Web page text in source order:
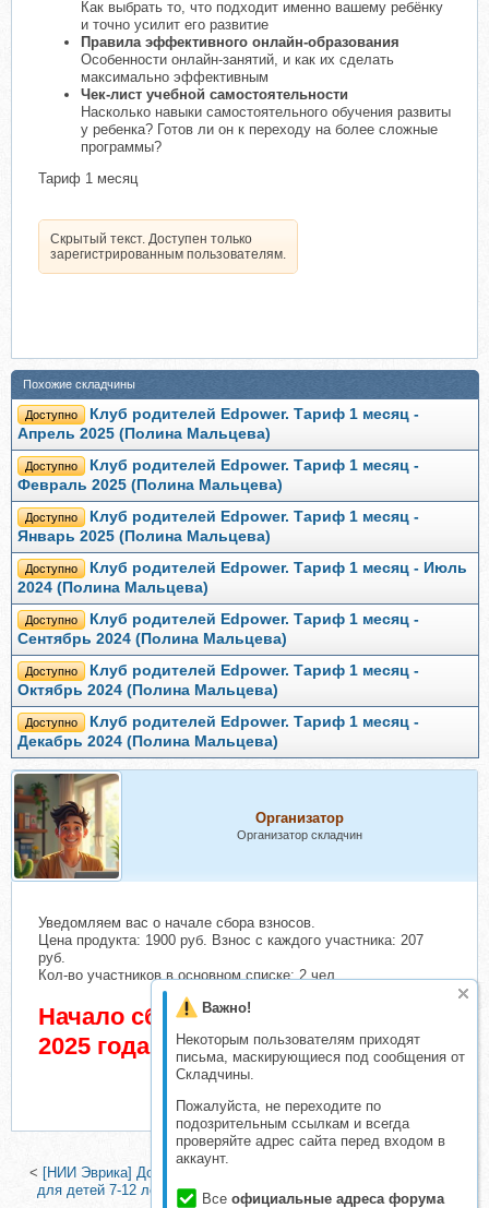
Важно!
Некоторым пользователям приходят
письма, маскирующиеся под сообщения от
Складчины.
Пожалуйста, не переходите по
подозрительным ссылкам и всегда
проверяйте адрес сайта перед входом в
аккаунт.
Все официальные адреса форума
Как выбрать то, что подходит именно вашему ребёнку
и точно усилит его развитие
Правила эффективного онлайн-образования
Особенности онлайн-занятий, и как их сделать
максимально эффективным
Чек-лист учебной самостоятельности
Насколько навыки самостоятельного обучения развиты
у ребенка? Готов ли он к переходу на более сложные
программы?
Тариф 1 месяц
Скрытый текст. Доступен только
зарегистрированным пользователям.
Похожие складчины
Доступно
Клуб родителей Edpower. Тариф 1 месяц -
Апрель 2025 (Полина Мальцева)
Доступно
Клуб родителей Edpower. Тариф 1 месяц -
Февраль 2025 (Полина Мальцева)
Доступно
Клуб родителей Edpower. Тариф 1 месяц -
Январь 2025 (Полина Мальцева)
Доступно
Клуб родителей Edpower. Тариф 1 месяц - Июль
2024 (Полина Мальцева)
Доступно
Клуб родителей Edpower. Тариф 1 месяц -
Сентябрь 2024 (Полина Мальцева)
Доступно
Клуб родителей Edpower. Тариф 1 месяц -
Октябрь 2024 (Полина Мальцева)
Доступно
Клуб родителей Edpower. Тариф 1 месяц -
Декабрь 2024 (Полина Мальцева)
Организатор
Организатор складчин
Уведомляем вас о начале сбора взносов.
Цена продукта: 1900 руб. Взнос с каждого участника: 207
руб.
Кол-во участников в основном списке: 2 чел.
Начало сбора взносов 25 Апрель
2025 года
< [НИИ Эврика] Домашний Квест В поисках домашних животных
для детей 7-12 лет
Я и мой ребенок - фокус на силах. Тариф